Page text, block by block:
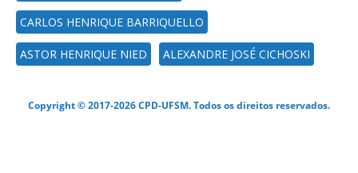
CARLOS HENRIQUE BARRIQUELLO
ASTOR HENRIQUE NIED ALEXANDRE JOSÉ CICHOSKI
Copyright © 2017-2026 CPD-UFSM. Todos os direitos reservados.